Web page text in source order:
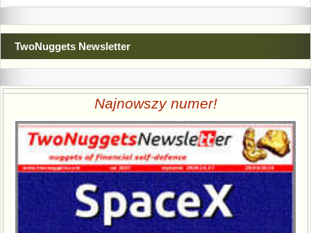
TwoNuggets Newsletter
Najnowszy numer!